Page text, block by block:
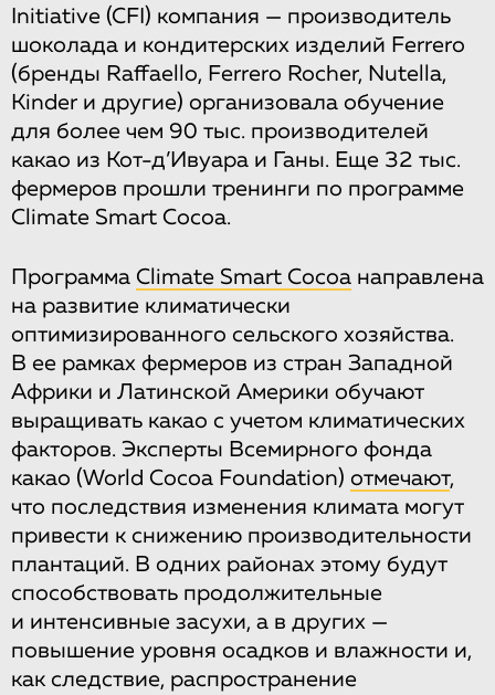
Initiative (CFI) компания — производитель
шоколада и кондитерских изделий Ferrero
(бренды Raffaello, Ferrero Rocher, Nutella,
Kinder и другие) организовала обучение
для более чем 90 тыс. производителей
какао из Кот-д’Ивуара и Ганы. Еще 32 тыс.
фермеров прошли тренинги по программе
Climate Smart Cocoa.
Программа Climate Smart Cocoa направлена
​​на развитие климатически
оптимизированного сельского хозяйства.
В ее рамках фермеров из стран Западной
Африки и Латинской Америки обучают
выращивать какао с учетом климатических
факторов. Эксперты Всемирного фонда
какао (World Cocoa Foundation) отмечают,
что последствия изменения климата могут
привести к снижению производительности
плантаций. В одних районах этому будут
способствовать продолжительные
и интенсивные засухи, а в других —
повышение уровня осадков и влажности и,
как следствие, распространение